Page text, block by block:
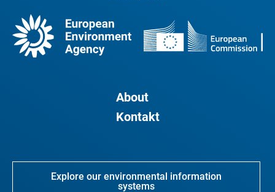
About
Kontakt
Explore our environmental information
systems